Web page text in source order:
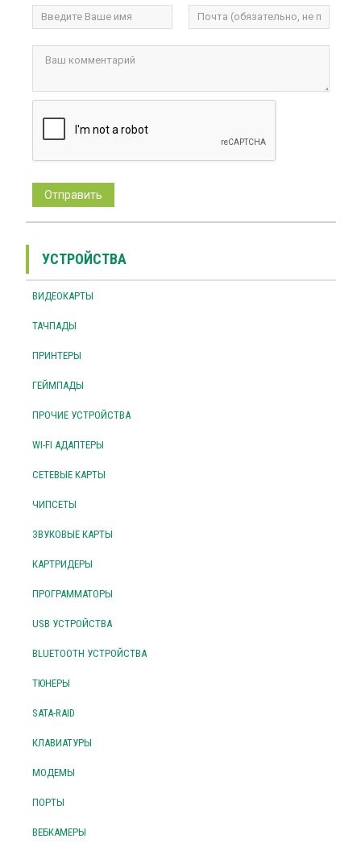
УСТРОЙСТВА
ВИДЕОКАРТЫ
ТАЧПАДЫ
ПРИНТЕРЫ
ГЕЙМПАДЫ
ПРОЧИЕ УСТРОЙСТВА
WI-FI АДАПТЕРЫ
СЕТЕВЫЕ КАРТЫ
ЧИПСЕТЫ
ЗВУКОВЫЕ КАРТЫ
КАРТРИДЕРЫ
ПРОГРАММАТОРЫ
USB УСТРОЙСТВА
BLUETOOTH УСТРОЙСТВА
ТЮНЕРЫ
SATA-RAID
КЛАВИАТУРЫ
МОДЕМЫ
ПОРТЫ
ВЕБКАМЕРЫ